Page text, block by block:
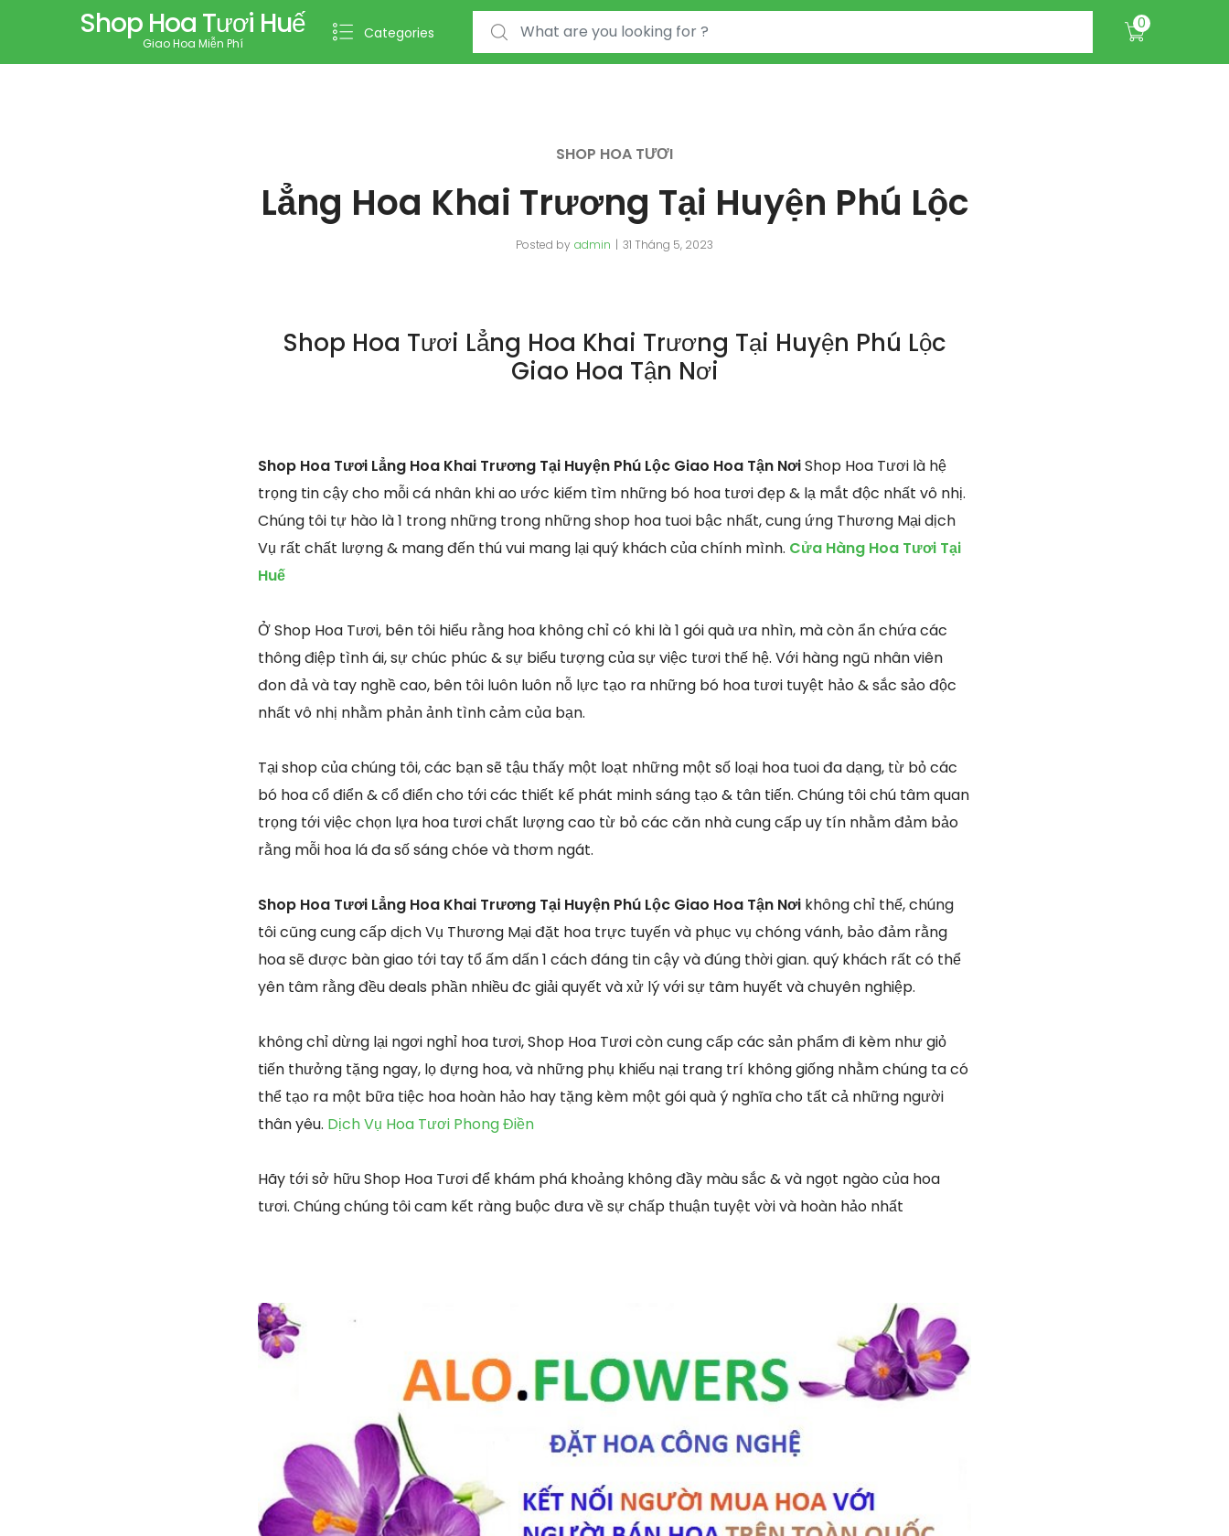
Shop Hoa Tươi Huế
Giao Hoa Miễn Phí
Categories
Search for: 0
SHOP HOA TƯƠI
Lẳng Hoa Khai Trương Tại Huyện Phú Lộc
Posted by admin 31 Tháng 5, 2023
Shop Hoa Tươi Lẳng Hoa Khai Trương Tại Huyện Phú Lộc
Giao Hoa Tận Nơi
Shop Hoa Tươi Lẳng Hoa Khai Trương Tại Huyện Phú Lộc Giao Hoa Tận NơiShop Hoa Tươi là hệ
trọng tin cậy cho mỗi cá nhân khi ao ước kiếm tìm những bó hoa tươi đẹp & lạ mắt độc nhất vô nhị.
Chúng tôi tự hào là 1 trong những trong những shop hoa tuoi bậc nhất, cung ứng Thương Mại dịch
Vụ rất chất lượng & mang đến thú vui mang lại quý khách của chính mình. Cửa Hàng Hoa Tươi Tại
Huế
Ở Shop Hoa Tươi, bên tôi hiểu rằng hoa không chỉ có khi là 1 gói quà ưa nhìn, mà còn ẩn chứa các
thông điệp tình ái, sự chúc phúc & sự biểu tượng của sự việc tươi thế hệ. Với hàng ngũ nhân viên
đon đả và tay nghề cao, bên tôi luôn luôn nỗ lực tạo ra những bó hoa tươi tuyệt hảo & sắc sảo độc
nhất vô nhị nhằm phản ảnh tình cảm của bạn.
Tại shop của chúng tôi, các bạn sẽ tậu thấy một loạt những một số loại hoa tuoi đa dạng, từ bỏ các
bó hoa cổ điển & cổ điển cho tới các thiết kế phát minh sáng tạo & tân tiến. Chúng tôi chú tâm quan
trọng tới việc chọn lựa hoa tươi chất lượng cao từ bỏ các căn nhà cung cấp uy tín nhằm đảm bảo
rằng mỗi hoa lá đa số sáng chóe và thơm ngát.
Shop Hoa Tươi Lẳng Hoa Khai Trương Tại Huyện Phú Lộc Giao Hoa Tận Nơi không chỉ thế, chúng
tôi cũng cung cấp dịch Vụ Thương Mại đặt hoa trực tuyến và phục vụ chóng vánh, bảo đảm rằng
hoa sẽ được bàn giao tới tay tổ ấm dấn 1 cách đáng tin cậy và đúng thời gian. quý khách rất có thể
yên tâm rằng đều deals phần nhiều đc giải quyết và xử lý với sự tâm huyết và chuyên nghiệp.
không chỉ dừng lại ngơi nghỉ hoa tươi, Shop Hoa Tươi còn cung cấp các sản phẩm đi kèm như giỏ
tiến thưởng tặng ngay, lọ đựng hoa, và những phụ khiếu nại trang trí không giống nhằm chúng ta có
thể tạo ra một bữa tiệc hoa hoàn hảo hay tặng kèm một gói quà ý nghĩa cho tất cả những người
thân yêu. Dịch Vụ Hoa Tươi Phong Điền
Hãy tới sở hữu Shop Hoa Tươi để khám phá khoảng không đầy màu sắc & và ngọt ngào của hoa
tươi. Chúng chúng tôi cam kết ràng buộc đưa về sự chấp thuận tuyệt vời và hoàn hảo nhất